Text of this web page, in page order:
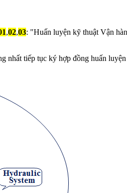
,02,03: "Huấn luyện kỹ thuật Vận
nhất tiếp tục ký hợp đồng huấn luyện